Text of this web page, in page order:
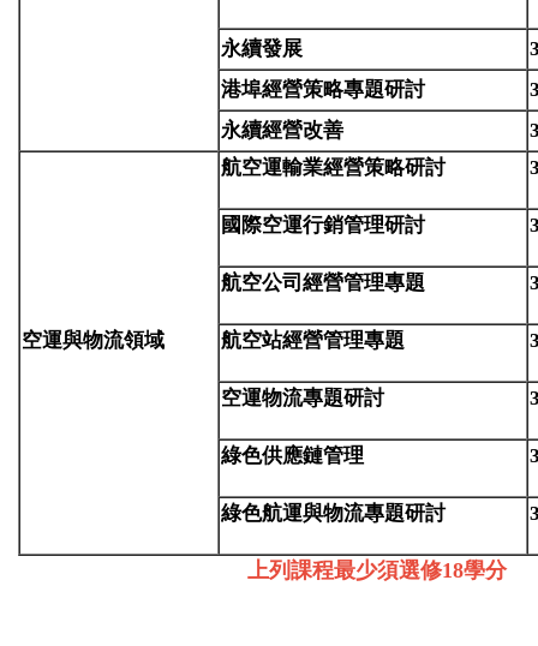
永續發展
港埠經營策略專題研討
永續經營改善
空運與物流領域
航空運輸業經營策略研討
國際空運行銷管理研討
航空公司經營管理專題
航空站經營管理專題
空運物流專題研討
綠色供應鏈管理
綠色航運與物流專題研討
上列課程最少須選修18學分